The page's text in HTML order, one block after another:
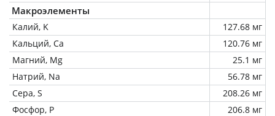
Макроэлементы
Калий, K
127.68 мг
Кальций, Ca
120.76 мг
Магний, Mg
25.1 мг
Натрий, Na
56.78 мг
Сера, S
208.26 мг
Фосфор, P
206.8 мг